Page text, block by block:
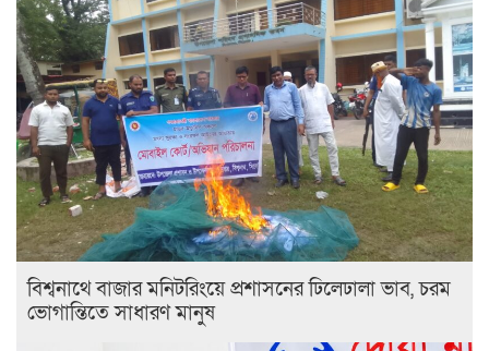
বিশ্বনাথে বাজার মনিটরিংয়ে প্রশাসনের ঢিলেঢালা ভাব, চরম
ভোগান্তিতে সাধারণ মানুষ